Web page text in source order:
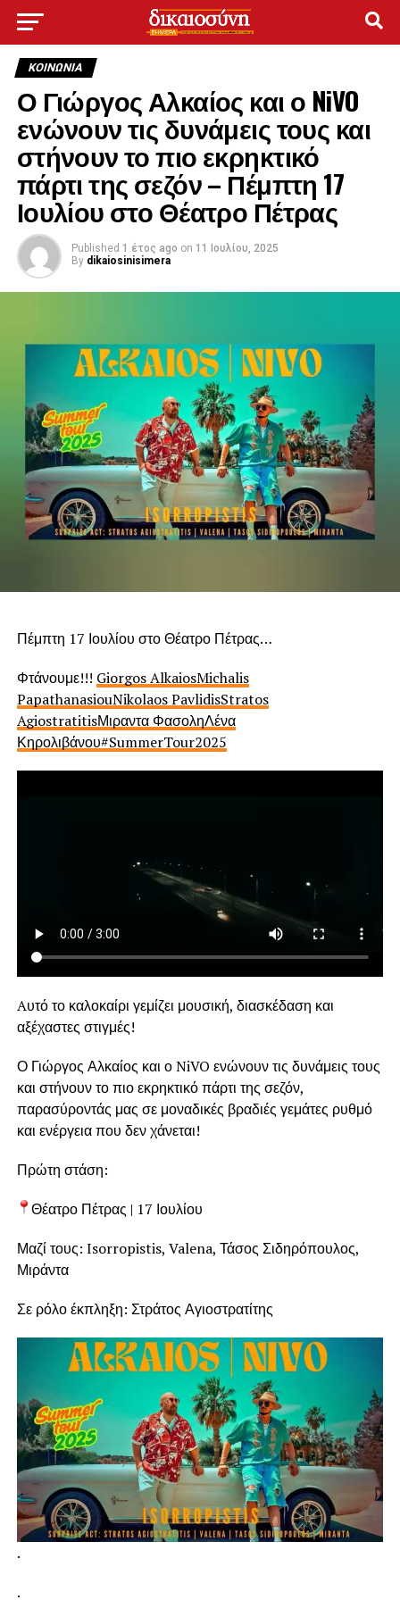
ΚΟΙΝΩΝΊΑ
Ο Γιώργος Αλκαίος και ο NiVO
ενώνουν τις δυνάμεις τους και
στήνουν το πιο εκρηκτικό
πάρτι της σεζόν – Πέμπτη 17
Ιουλίου στο Θέατρο Πέτρας
Published 1 έτος ago on 11 Ιουλίου, 2025
By dikaiosinisimera
Πέμπτη 17 Ιουλίου στο Θέατρο Πέτρας…
Φτάνουμε!!! Giorgos AlkaiosMichalis
PapathanasiouNikolaos PavlidisStratos
AgiostratitisΜιραντα ΦασοληΛένα
Κηρολιβάνου#SummerTour2025
Aυτό το καλοκαίρι γεμίζει μουσική, διασκέδαση και
αξέχαστες στιγμές!
Ο Γιώργος Αλκαίος και ο NiVO ενώνουν τις δυνάμεις τους
και στήνουν το πιο εκρηκτικό πάρτι της σεζόν,
παρασύροντάς μας σε μοναδικές βραδιές γεμάτες ρυθμό
και ενέργεια που δεν χάνεται!
Πρώτη στάση:
Θέατρο Πέτρας | 17 Ιουλίου
Μαζί τους: Isorropistis, Valena, Τάσος Σιδηρόπουλος,
Μιράντα
Σε ρόλο έκπληξη: Στράτος Αγιοστρατίτης
.
.